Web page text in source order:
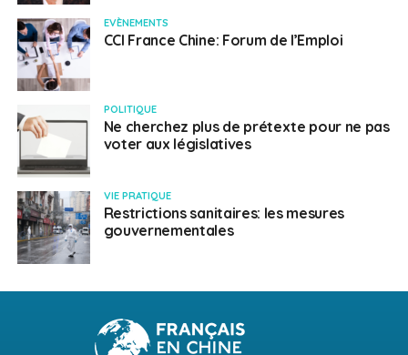
EVÈNEMENTS
CCI France Chine: Forum de l’Emploi
POLITIQUE
Ne cherchez plus de prétexte pour ne pas
voter aux législatives
VIE PRATIQUE
Restrictions sanitaires: les mesures
gouvernementales